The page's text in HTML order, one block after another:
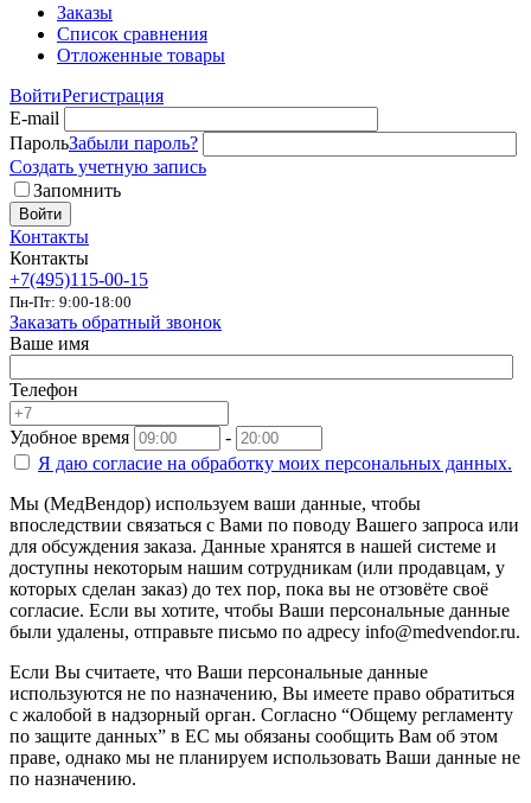
Заказы
Список сравнения
Отложенные товары
ВойтиРегистрация
E-mail
ПарольЗабыли пароль?
Создать учетную запись
Запомнить
Войти
Контакты
Контакты
+7(495)115-00-15
Пн-Пт: 9:00-18:00
Заказать обратный звонок
Ваше имя
Телефон
Удобное время
-
Я даю согласие на обработку моих персональных данных.
Мы (МедВендор) используем ваши данные, чтобы
впоследствии связаться с Вами по поводу Вашего запроса или
для обсуждения заказа. Данные хранятся в нашей системе и
доступны некоторым нашим сотрудникам (или продавцам, у
которых сделан заказ) до тех пор, пока вы не отзовёте своё
согласие. Если вы хотите, чтобы Ваши персональные данные
были удалены, отправьте письмо по адресу info@medvendor.ru.
Если Вы считаете, что Ваши персональные данные
используются не по назначению, Вы имеете право обратиться
с жалобой в надзорный орган. Согласно “Общему регламенту
по защите данных” в ЕС мы обязаны сообщить Вам об этом
праве, однако мы не планируем использовать Ваши данные не
по назначению.